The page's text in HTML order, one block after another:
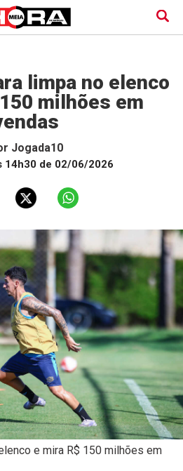
limpa no elenco
milhões em
Jogada10
14h30 de 02/06/2026
e mira R$ 150 milhões em